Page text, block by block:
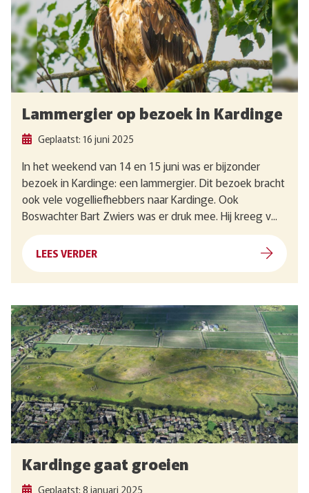
Lammergier op bezoek in Kardinge
Geplaatst: 16 juni 2025
In het weekend van 14 en 15 juni was er bijzonder
bezoek in Kardinge: een lammergier. Dit bezoek bracht
ook vele vogelliefhebbers naar Kardinge. Ook
Boswachter Bart Zwiers was er druk mee. Hij kreeg v...
LEES VERDER
Kardinge gaat groeien
Geplaatst: 8 januari 2025